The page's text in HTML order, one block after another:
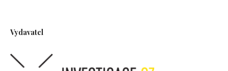
Vydavatel